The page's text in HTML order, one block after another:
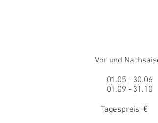
Vor und
01.05 -
01.09 -
Tagespreis